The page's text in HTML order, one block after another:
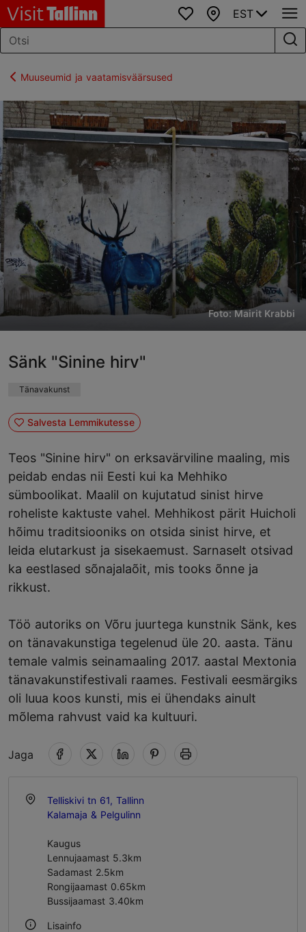
Lemmikud
Kaart
EST
Muuseumid ja vaatamisväärsused
Foto: Mairit Krabbi
Sänk "Sinine hirv"
Tänavakunst
Salvesta Lemmikutesse
Teos "Sinine hirv" on erksavärviline maaling, mis
peidab endas nii Eesti kui ka Mehhiko
sümboolikat. Maalil on kujutatud sinist hirve
roheliste kaktuste vahel. Mehhikost pärit Huicholi
hõimu traditsiooniks on otsida sinist hirve, et
leida elutarkust ja sisekaemust. Sarnaselt otsivad
ka eestlased sõnajalaõit, mis tooks õnne ja
rikkust.
Töö autoriks on Võru juurtega kunstnik Sänk, kes
on tänavakunstiga tegelenud üle 20. aasta. Tänu
temale valmis seinamaaling 2017. aastal Mextonia
tänavakunstifestivali raames. Festivali eesmärgiks
oli luua koos kunsti, mis ei ühendaks ainult
mõlema rahvust vaid ka kultuuri.
Jaga
Telliskivi tn 61, Tallinn
Kalamaja & Pelgulinn
Kaugus
Lennujaamast 5.3km
Sadamast 2.5km
Rongijaamast 0.65km
Bussijaamast 3.40km
Lisainfo